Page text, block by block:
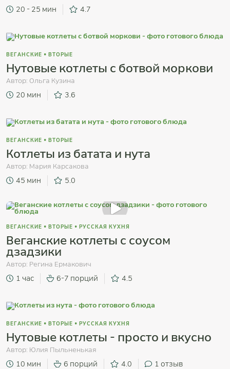
20 - 25 мин 4.7
ВЕГАНСКИЕ • ВТОРЫЕ
Нутовые котлеты с ботвой моркови
Автор: Ольга Кузина
20 мин 3.6
ВЕГАНСКИЕ • ВТОРЫЕ
Котлеты из батата и нута
Автор: Мария Карсакова
45 мин 5.0
ВЕГАНСКИЕ • ВТОРЫЕ • РУССКАЯ КУХНЯ
Веганские котлеты с соусом
дзадзики
Автор: Регина Ермакович
1 час 6-7 порций 4.5
ВЕГАНСКИЕ • ВТОРЫЕ • РУССКАЯ КУХНЯ
Нутовые котлеты - просто и вкусно
Автор: Юлия Пыльненькая
10 мин 6 порций 4.0 1 отзыв